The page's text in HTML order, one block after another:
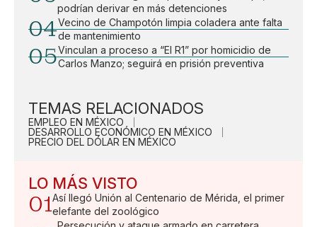
podrían derivar en más detenciones
04Vecino de Champotón limpia coladera ante falta
de mantenimiento
05Vinculan a proceso a “El R1” por homicidio de
Carlos Manzo; seguirá en prisión preventiva
TEMAS RELACIONADOS
EMPLEO EN MÉXICO
DESARROLLO ECONÓMICO EN MÉXICO
PRECIO DEL DÓLAR EN MÉXICO
LO MÁS VISTO
01Así llegó Unión al Centenario de Mérida, el primer
elefante del zoológico